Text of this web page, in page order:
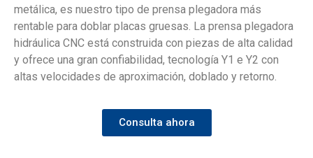
metálica, es nuestro tipo de prensa plegadora más
rentable para doblar placas gruesas. La prensa plegadora
hidráulica CNC está construida con piezas de alta calidad
y ofrece una gran confiabilidad, tecnología Y1 e Y2 con
altas velocidades de aproximación, doblado y retorno.
Consulta ahora